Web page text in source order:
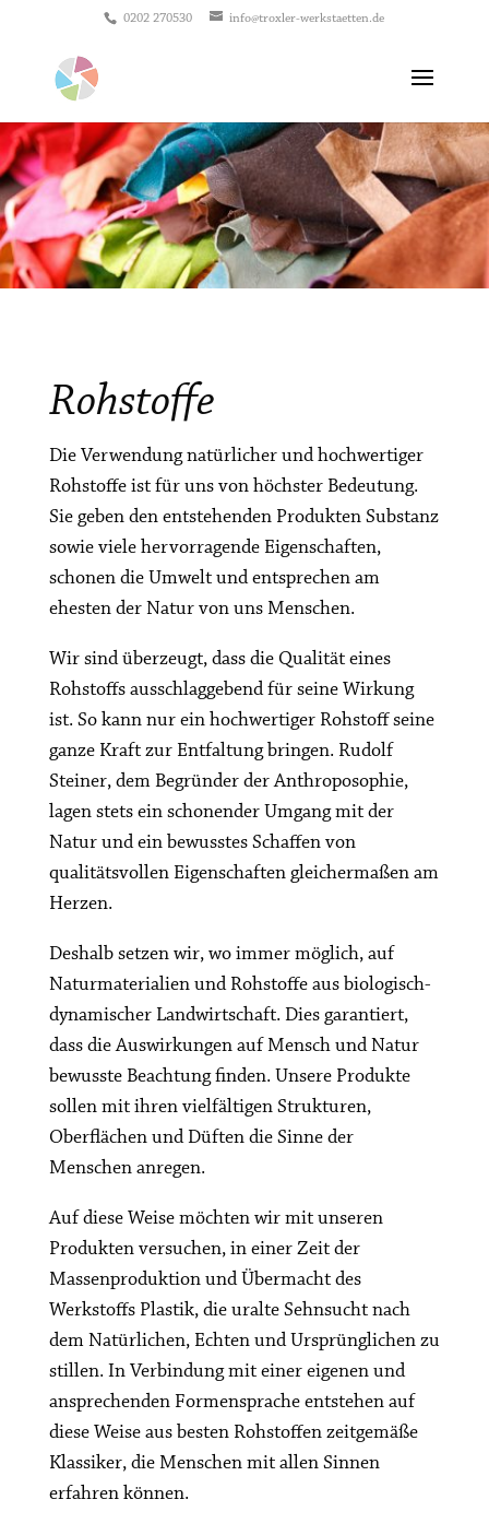
0202 270530 info@troxler-werkstaetten.de
Rohstoffe
Die Verwendung natürlicher und hochwertiger
Rohstoffe ist für uns von höchster Bedeutung.
Sie geben den entstehenden Produkten Substanz
sowie viele hervorragende Eigenschaften,
schonen die Umwelt und entsprechen am
ehesten der Natur von uns Menschen.
Wir sind überzeugt, dass die Qualität eines
Rohstoffs ausschlaggebend für seine Wirkung
ist. So kann nur ein hochwertiger Rohstoff seine
ganze Kraft zur Entfaltung bringen. Rudolf
Steiner, dem Begründer der Anthroposophie,
lagen stets ein schonender Umgang mit der
Natur und ein bewusstes Schaffen von
qualitätsvollen Eigenschaften gleichermaßen am
Herzen.
Deshalb setzen wir, wo immer möglich, auf
Naturmaterialien und Rohstoffe aus biologisch-
dynamischer Landwirtschaft. Dies garantiert,
dass die Auswirkungen auf Mensch und Natur
bewusste Beachtung finden. Unsere Produkte
sollen mit ihren vielfältigen Strukturen,
Oberflächen und Düften die Sinne der
Menschen anregen.
Auf diese Weise möchten wir mit unseren
Produkten versuchen, in einer Zeit der
Massenproduktion und Übermacht des
Werkstoffs Plastik, die uralte Sehnsucht nach
dem Natürlichen, Echten und Ursprünglichen zu
stillen. In Verbindung mit einer eigenen und
ansprechenden Formensprache entstehen auf
diese Weise aus besten Rohstoffen zeitgemäße
Klassiker, die Menschen mit allen Sinnen
erfahren können.